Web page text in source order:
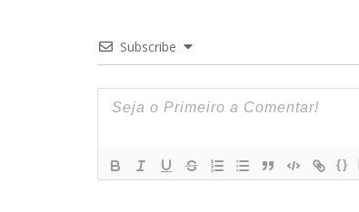
Subscribe
{}